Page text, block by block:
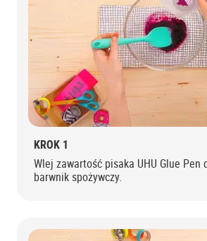
KROK 1
Wlej zawartość pisaka UHU Glue Pen
barwnik spożywczy.